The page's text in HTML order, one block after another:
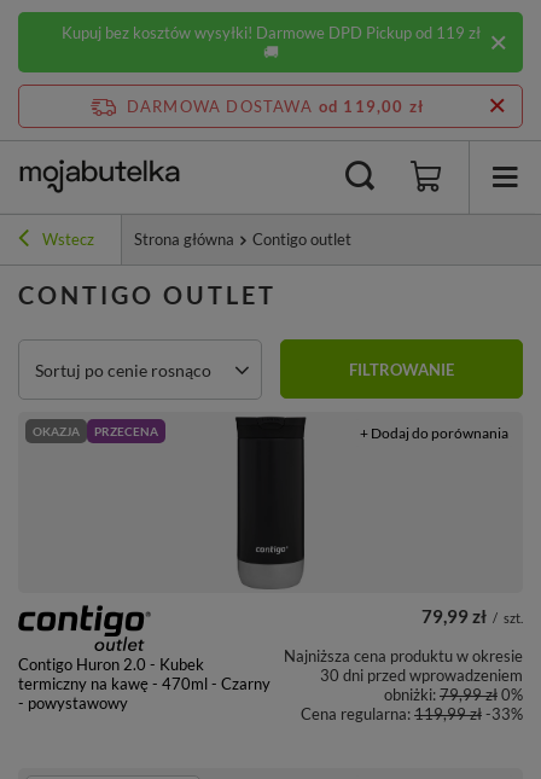
Kupuj bez kosztów wysyłki! Darmowe DPD Pickup od 119 zł
🚚
DARMOWA DOSTAWA od 119,00 zł
Wstecz Strona główna Contigo outlet
CONTIGO OUTLET
Zmień sortowanie
Sortuj po cenie rosnąco FILTROWANIE
OKAZJA PRZECENA
Contigo Huron 2.0 - Kubek
termiczny na kawę - 470ml - Czarny
- powystawowy
79,99 zł / szt.
Najniższa cena produktu w okresie
30 dni przed wprowadzeniem
obniżki:79,99 zł0%
Cena regularna:119,99 zł-33%
+ Dodaj do porównania